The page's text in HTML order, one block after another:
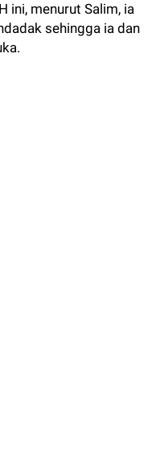
ini, menurut Salim, ia
sehingga ia dan